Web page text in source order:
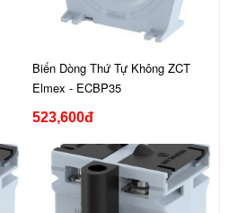
Biến Dòng Thứ Tự Không ZCT
Elmex - ECBP35
523,600đ